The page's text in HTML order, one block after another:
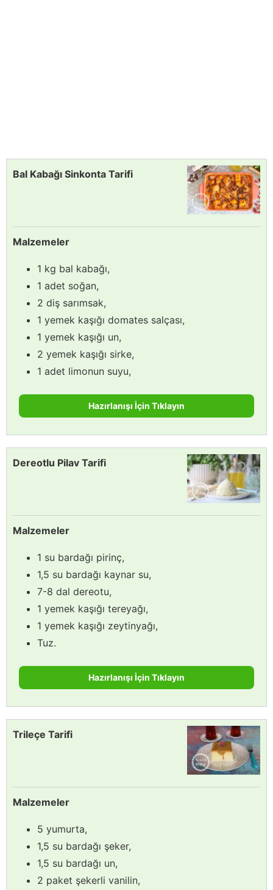
Bal Kabağı Sinkonta Tarifi
Malzemeler
1 kg bal kabağı,
1 adet soğan,
2 diş sarımsak,
1 yemek kaşığı domates salçası,
1 yemek kaşığı un,
2 yemek kaşığı sirke,
1 adet limonun suyu,
Hazırlanışı İçin Tıklayın
Dereotlu Pilav Tarifi
Malzemeler
1 su bardağı pirinç,
1,5 su bardağı kaynar su,
7-8 dal dereotu,
1 yemek kaşığı tereyağı,
1 yemek kaşığı zeytinyağı,
Tuz.
Hazırlanışı İçin Tıklayın
Trileçe Tarifi
Malzemeler
5 yumurta,
1,5 su bardağı şeker,
1,5 su bardağı un,
2 paket şekerli vanilin,